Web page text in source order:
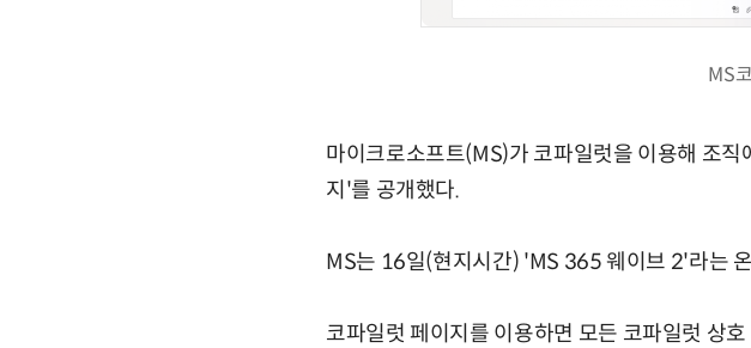
MS
마이크로소프트(MS)가 코파일럿을 이용해 조직
지'를 공개했다.
MS는 16일(현지시간) 'MS 365 웨이브 2'라는
코파일럿 페이지를 이용하면 모든 코파일럿 상